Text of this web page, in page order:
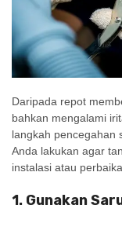
Daripada repot
bahkan mengalami
langkah pencegahan
Anda lakukan agar
instalasi atau
1. Gunakan